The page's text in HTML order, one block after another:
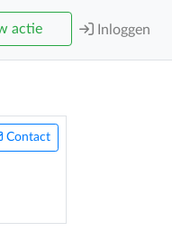
actie Inloggen
Contact